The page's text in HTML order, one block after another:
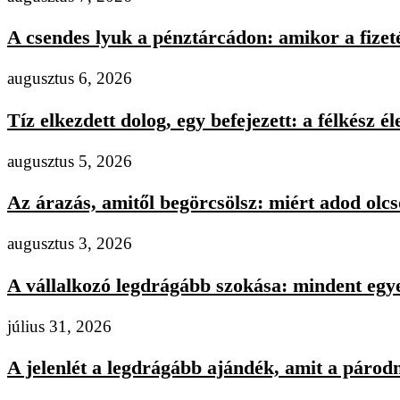
A csendes lyuk a pénztárcádon: amikor a
augusztus 6, 2026
Tíz elkezdett dolog, egy befejezett: a félkész
augusztus 5, 2026
Az árazás, amitől begörcsölsz: miért adod
augusztus 3, 2026
A vállalkozó legdrágább szokása: mindent
július 31, 2026
A jelenlét a legdrágább ajándék, amit a